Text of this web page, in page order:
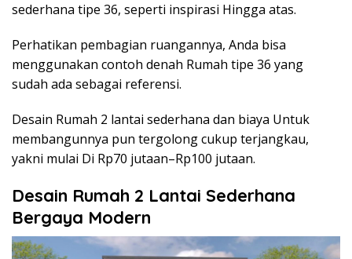
sederhana tipe 36, seperti inspirasi Hingga atas.
Perhatikan pembagian ruangannya, Anda bisa
menggunakan contoh denah Rumah tipe 36 yang
sudah ada sebagai referensi.
Desain Rumah 2 lantai sederhana dan biaya Untuk
membangunnya pun tergolong cukup terjangkau,
yakni mulai Di Rp70 jutaan–Rp100 jutaan.
Desain Rumah 2 Lantai Sederhana
Bergaya Modern